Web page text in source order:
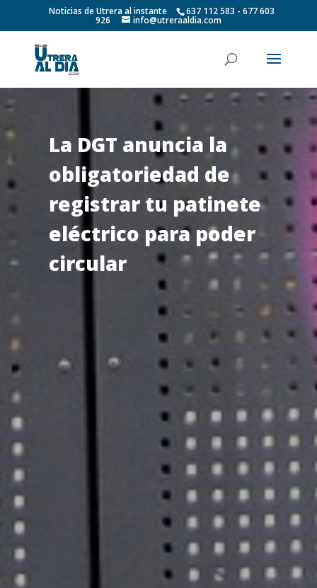
Noticias de Utrera al instante 637 112 583 - 677 603
926 info@utreraaldia.com
La DGT anuncia la
obligatoriedad de
registrar tu patinete
eléctrico para poder
circular